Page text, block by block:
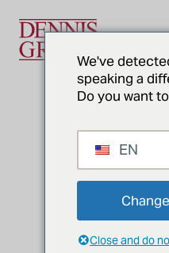
Noticias
We've
speaking a
Do you want
EN
Close and do